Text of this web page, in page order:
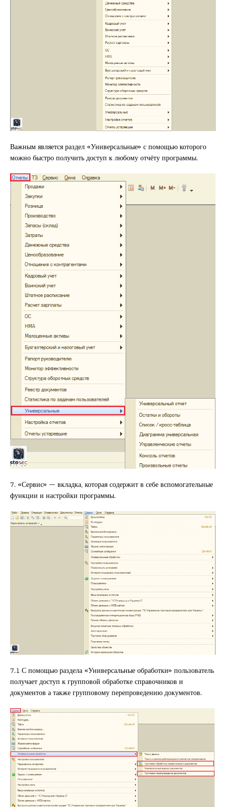
Важным является раздел «Универсальные» с помощью которого
можно быстро получить доступ к любому отчёту программы.
7. «Сервис» — вкладка, которая содержит в себе вспомогательные
функции и настройки программы.
7.1 С помощью раздела «Универсальные обработки» пользователь
получает доступ к групповой обработке справочников и
документов а также групповому перепроведению документов.